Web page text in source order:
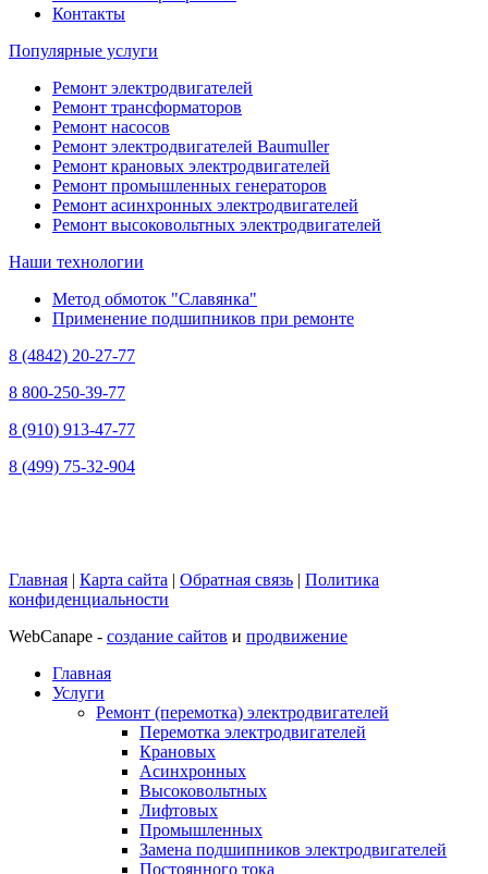
Контакты
Популярные услуги
Ремонт электродвигателей
Ремонт трансформаторов
Ремонт насосов
Ремонт электродвигателей Baumuller
Ремонт крановых электродвигателей
Ремонт промышленных генераторов
Ремонт асинхронных электродвигателей
Ремонт высоковольтных электродвигателей
Наши технологии
Метод обмоток "Славянка"
Применение подшипников при ремонте
8 (4842) 20-27-77
8 800-250-39-77
8 (910) 913-47-77
8 (499) 75-32-904
Главная | Карта сайта | Обратная связь | Политика
конфиденциальности
WebCanape - создание сайтов и продвижение
Главная
Услуги
Ремонт (перемотка) электродвигателей
Перемотка электродвигателей
Крановых
Асинхронных
Высоковольтных
Лифтовых
Промышленных
Замена подшипников электродвигателей
Постоянного тока